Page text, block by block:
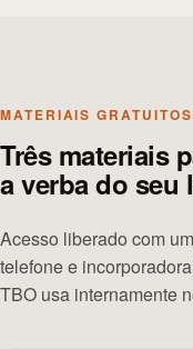
MATERIAIS GRATUITOS
Três materiais
a verba do seu
Acesso liberado com
telefone e
TBO usa internamente